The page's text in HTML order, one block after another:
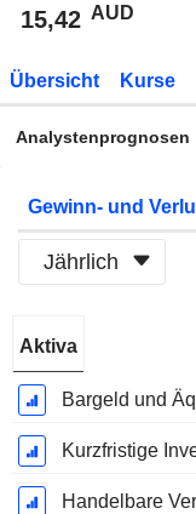
15,42 AUD
Übersicht Kurse
Analystenprognosen
Gewinn- und
Jährlich
Geschäftsjahres:
Aktiva
Bargeld und
Kurzfristige
Handelbare